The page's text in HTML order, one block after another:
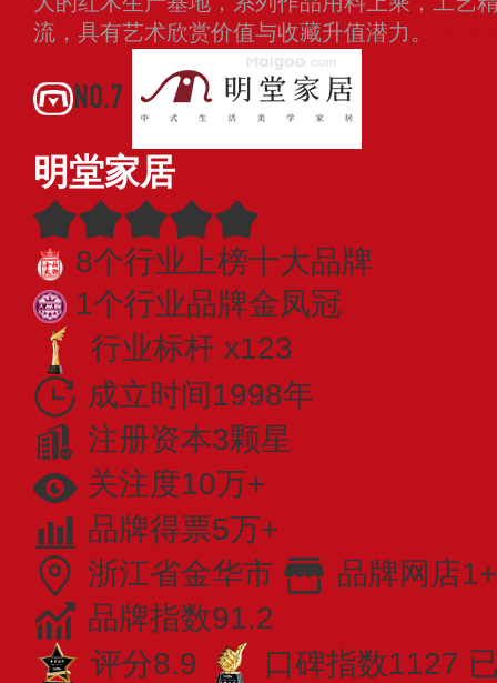
流，具有艺术欣赏价值与收藏升值潜力。
NO.7
明堂家居
8个行业上榜十大品牌
1个行业品牌金凤冠
行业标杆 x123
成立时间1998年
注册资本3颗星
关注度10万+
品牌得票5万+
浙江省金华市
品牌网店1+
品牌指数91.2
评分8.9
口碑指数1127